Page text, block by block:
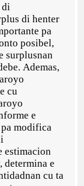
di henter
pa
posibel,
surplusnan
Ademas,
cu
e
modifica
estimacion
determina e
cu ta